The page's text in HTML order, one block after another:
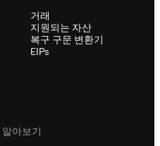
거래
지원되는 자산
복구 구문 변환기
EIPs
알아보기